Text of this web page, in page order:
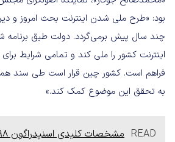
بود: «طرح ملی شدن اینترنت بحث امروز و
چند سال پیش برمی‌گردد. دولت طبق
اینترنت کشور را ملی کند و تمامی شرایط
فراهم است. کشور چین قرار است طی سند
به تحقق این موضوع کمک کند.»
READ